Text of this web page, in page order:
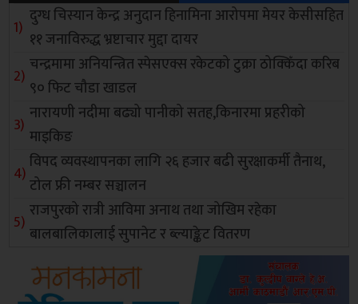
दुग्ध चिस्यान केन्द्र अनुदान हिनामिना आरोपमा मेयर केसीसहित
११ जनाविरुद्ध भ्रष्टाचार मुद्दा दायर
चन्द्रमामा अनियन्त्रित स्पेसएक्स रकेटको टुक्रा ठोक्किँदा करिब
९० फिट चौडा खाडल
नारायणी नदीमा बढ्यो पानीको सतह,किनारमा प्रहरीको
माइकिङ
विपद व्यवस्थापनका लागि २६ हजार बढी सुरक्षाकर्मी तैनाथ,
टोल फ्री नम्बर सञ्चालन
राजपुरको रात्री आविमा अनाथ तथा जोखिम रहेका
बालबालिकालाई सुपानेट र ब्ल्याङ्केट वितरण